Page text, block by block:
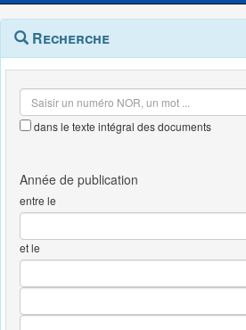
Navigation
outils
Menu
contextuel
Recherche
dans le texte intégral des documents
entre le
et le